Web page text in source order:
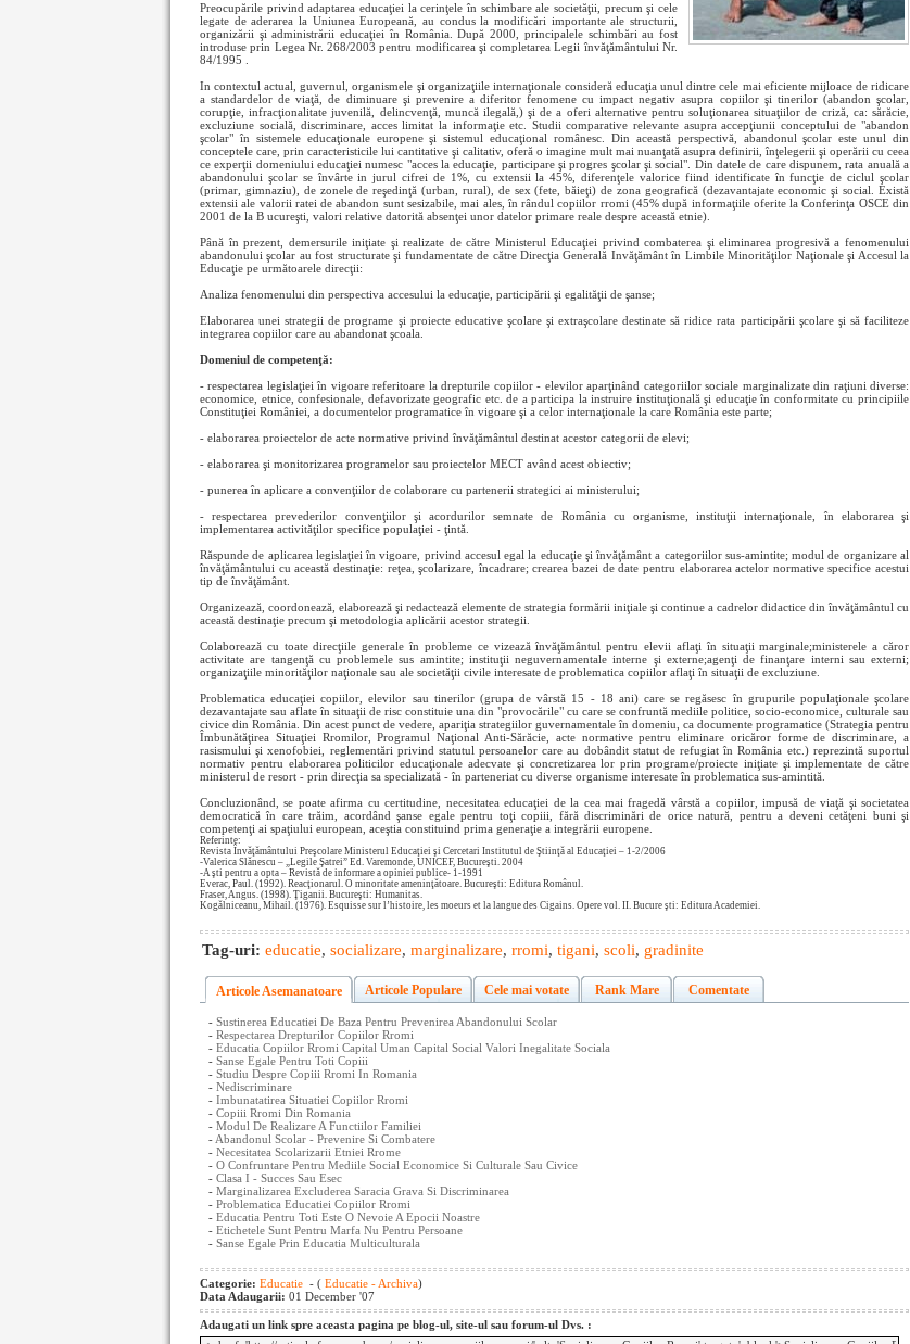
Preocupările privind adaptarea educaţiei la cerinţele în schimbare ale societăţii, precum şi cele
legate de aderarea la Uniunea Europeană, au condus la modificări importante ale structurii,
organizării şi administrării educaţiei în România. După 2000, principalele schimbări au fost
introduse prin Legea Nr. 268/2003 pentru modificarea şi completarea Legii învăţământului Nr.
84/1995 .
In contextul actual, guvernul, organismele şi organizaţiile internaţionale consideră educaţia unul dintre cele mai eficiente mijloace de ridicare
a standardelor de viaţă, de diminuare şi prevenire a diferitor fenomene cu impact negativ asupra copiilor şi tinerilor (abandon şcolar,
corupţie, infracţionalitate juvenilă, delincvenţă, muncă ilegală,) şi de a oferi alternative pentru soluţionarea situaţiilor de criză, ca: sărăcie,
excluziune socială, discriminare, acces limitat la informaţie etc. Studii comparative relevante asupra accepţiunii conceptului de "abandon
şcolar" în sistemele educaţionale europene şi sistemul educaţional românesc. Din această perspectivă, abandonul şcolar este unul din
conceptele care, prin caracteristicile lui cantitative şi calitativ, oferă o imagine mult mai nuanţată asupra definirii, înţelegerii şi operării cu ceea
ce experţii domeniului educaţiei numesc "acces la educaţie, participare şi progres şcolar şi social". Din datele de care dispunem, rata anuală a
abandonului şcolar se învârte in jurul cifrei de 1%, cu extensii la 45%, diferenţele valorice fiind identificate în funcţie de ciclul şcolar
(primar, gimnaziu), de zonele de reşedinţă (urban, rural), de sex (fete, băieţi) de zona geografică (dezavantajate economic şi social. Există
extensii ale valorii ratei de abandon sunt sesizabile, mai ales, în rândul copiilor rromi (45% după informaţiile oferite la Conferinţa OSCE din
2001 de la B ucureşti, valori relative datorită absenţei unor datelor primare reale despre această etnie).
Până în prezent, demersurile iniţiate şi realizate de către Ministerul Educaţiei privind combaterea şi eliminarea progresivă a fenomenului
abandonului şcolar au fost structurate şi fundamentate de către Direcţia Generală Invăţământ în Limbile Minorităţilor Naţionale şi Accesul la
Educaţie pe următoarele direcţii:
Analiza fenomenului din perspectiva accesului la educaţie, participării şi egalităţii de şanse;
Elaborarea unei strategii de programe şi proiecte educative şcolare şi extraşcolare destinate să ridice rata participării şcolare şi să faciliteze
integrarea copiilor care au abandonat şcoala.
Domeniul de competenţă:
- respectarea legislaţiei în vigoare referitoare la drepturile copiilor - elevilor aparţinând categoriilor sociale marginalizate din raţiuni diverse:
economice, etnice, confesionale, defavorizate geografic etc. de a participa la instruire instituţională şi educaţie în conformitate cu principiile
Constituţiei României, a documentelor programatice în vigoare şi a celor internaţionale la care România este parte;
- elaborarea proiectelor de acte normative privind învăţământul destinat acestor categorii de elevi;
- elaborarea şi monitorizarea programelor sau proiectelor MECT având acest obiectiv;
- punerea în aplicare a convenţiilor de colaborare cu partenerii strategici ai ministerului;
- respectarea prevederilor convenţiilor şi acordurilor semnate de România cu organisme, instituţii internaţionale, în elaborarea şi
implementarea activităţilor specifice populaţiei - ţintă.
Răspunde de aplicarea legislaţiei în vigoare, privind accesul egal la educaţie şi învăţământ a categoriilor sus-amintite; modul de organizare al
învăţământului cu această destinaţie: reţea, şcolarizare, încadrare; crearea bazei de date pentru elaborarea actelor normative specifice acestui
tip de învăţământ.
Organizează, coordonează, elaborează şi redactează elemente de strategia formării iniţiale şi continue a cadrelor didactice din învăţământul cu
această destinaţie precum şi metodologia aplicării acestor strategii.
Colaborează cu toate direcţiile generale în probleme ce vizează învăţământul pentru elevii aflaţi în situaţii marginale;ministerele a căror
activitate are tangenţă cu problemele sus amintite; instituţii neguvernamentale interne şi externe;agenţi de finanţare interni sau externi;
organizaţiile minorităţilor naţionale sau ale societăţii civile interesate de problematica copiilor aflaţi în situaţii de excluziune.
Problematica educaţiei copiilor, elevilor sau tinerilor (grupa de vârstă 15 - 18 ani) care se regăsesc în grupurile populaţionale şcolare
dezavantajate sau aflate în situaţii de risc constituie una din "provocările" cu care se confruntă mediile politice, socio-economice, culturale sau
civice din România. Din acest punct de vedere, apariţia strategiilor guvernamentale în domeniu, ca documente programatice (Strategia pentru
Îmbunătăţirea Situaţiei Rromilor, Programul Naţional Anti-Sărăcie, acte normative pentru eliminare oricăror forme de discriminare, a
rasismului şi xenofobiei, reglementări privind statutul persoanelor care au dobândit statut de refugiat în România etc.) reprezintă suportul
normativ pentru elaborarea politicilor educaţionale adecvate şi concretizarea lor prin programe/proiecte iniţiate şi implementate de către
ministerul de resort - prin direcţia sa specializată - în parteneriat cu diverse organisme interesate în problematica sus-amintită.
Concluzionând, se poate afirma cu certitudine, necesitatea educaţiei de la cea mai fragedă vârstă a copiilor, impusă de viaţă şi societatea
democratică în care trăim, acordând şanse egale pentru toţi copiii, fără discriminări de orice natură, pentru a deveni cetăţeni buni şi
competenţi ai spaţiului european, aceştia constituind prima generaţie a integrării europene.
Referinte:
Revista Învăţământului Preşcolare Ministerul Educaţiei şi Cercetari Institutul de Ştiinţă al Educaţiei – 1-2/2006
-Valerica Slănescu – „Legile Şatrei” Ed. Varemonde, UNICEF, Bucureşti. 2004
-A şti pentru a opta – Revistă de informare a opiniei publice- 1-1991
Everac, Paul. (1992). Reacţionarul. O minoritate ameninţătoare. Bucureşti: Editura Românul.
Fraser, Angus. (1998). Ţiganii. Bucureşti: Humanitas.
Kogălniceanu, Mihail. (1976). Esquisse sur l’histoire, les moeurs et la langue des Cigains. Opere vol. II. Bucure şti: Editura Academiei.
Tag-uri: educatie, socializare, marginalizare, rromi, tigani, scoli, gradinite
Articole Asemanatoare Articole Populare Cele mai votate Rank Mare Comentate
- Sustinerea Educatiei De Baza Pentru Prevenirea Abandonului Scolar
- Respectarea Drepturilor Copiilor Rromi
- Educatia Copiilor Rromi Capital Uman Capital Social Valori Inegalitate Sociala
- Sanse Egale Pentru Toti Copiii
- Studiu Despre Copiii Rromi In Romania
- Nediscriminare
- Imbunatatirea Situatiei Copiilor Rromi
- Copiii Rromi Din Romania
- Modul De Realizare A Functiilor Familiei
- Abandonul Scolar - Prevenire Si Combatere
- Necesitatea Scolarizarii Etniei Rrome
- O Confruntare Pentru Mediile Social Economice Si Culturale Sau Civice
- Clasa I - Succes Sau Esec
- Marginalizarea Excluderea Saracia Grava Si Discriminarea
- Problematica Educatiei Copiilor Rromi
- Educatia Pentru Toti Este O Nevoie A Epocii Noastre
- Etichetele Sunt Pentru Marfa Nu Pentru Persoane
- Sanse Egale Prin Educatia Multiculturala
Categorie: Educatie - ( Educatie - Archiva)
Data Adaugarii: 01 December '07
Adaugati un link spre aceasta pagina pe blog-ul, site-ul sau forum-ul Dvs. :